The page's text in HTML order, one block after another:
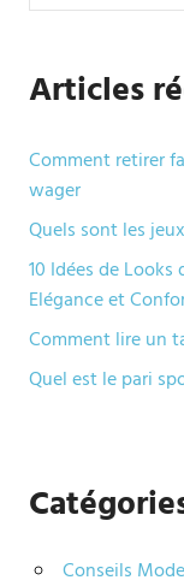
Articles
Comment retirer
wager
Quels sont les
10 Idées de Looks
Elégance et
Comment lire un
Quel est le pari
Conseils Mode